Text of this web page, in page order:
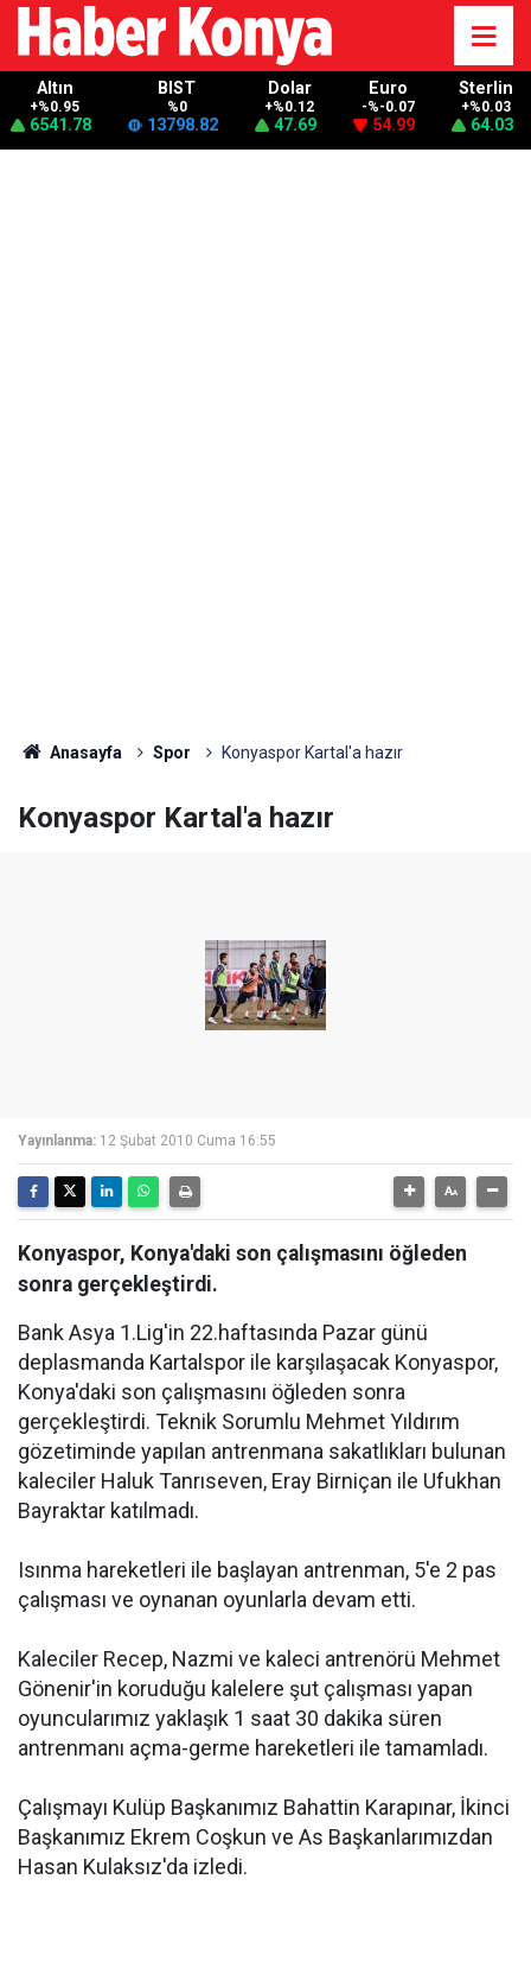
Altın
+%0.95
6541.78
BIST
%0
13798.82
Dolar
+%0.12
47.69
Euro
-%-0.07
54.99
Sterlin
+%0.03
64.03
Anasayfa Spor Konyaspor Kartal'a hazır
Konyaspor Kartal'a hazır
Yayınlanma: 12 Şubat 2010 Cuma 16:55
Konyaspor, Konya'daki son çalışmasını öğleden
sonra gerçekleştirdi.
Bank Asya 1.Lig'in 22.haftasında Pazar günü
deplasmanda Kartalspor ile karşılaşacak Konyaspor,
Konya'daki son çalışmasını öğleden sonra
gerçekleştirdi. Teknik Sorumlu Mehmet Yıldırım
gözetiminde yapılan antrenmana sakatlıkları bulunan
kaleciler Haluk Tanrıseven, Eray Birniçan ile Ufukhan
Bayraktar katılmadı.
Isınma hareketleri ile başlayan antrenman, 5'e 2 pas
çalışması ve oynanan oyunlarla devam etti.
Kaleciler Recep, Nazmi ve kaleci antrenörü Mehmet
Gönenir'in koruduğu kalelere şut çalışması yapan
oyuncularımız yaklaşık 1 saat 30 dakika süren
antrenmanı açma-germe hareketleri ile tamamladı.
Çalışmayı Kulüp Başkanımız Bahattin Karapınar, İkinci
Başkanımız Ekrem Coşkun ve As Başkanlarımızdan
Hasan Kulaksız'da izledi.